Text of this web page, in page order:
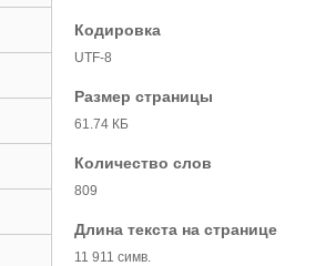
Кодировка
UTF-8
Размер страницы
61.74 КБ
Количество слов
809
Длина текста на странице
11 911 симв.